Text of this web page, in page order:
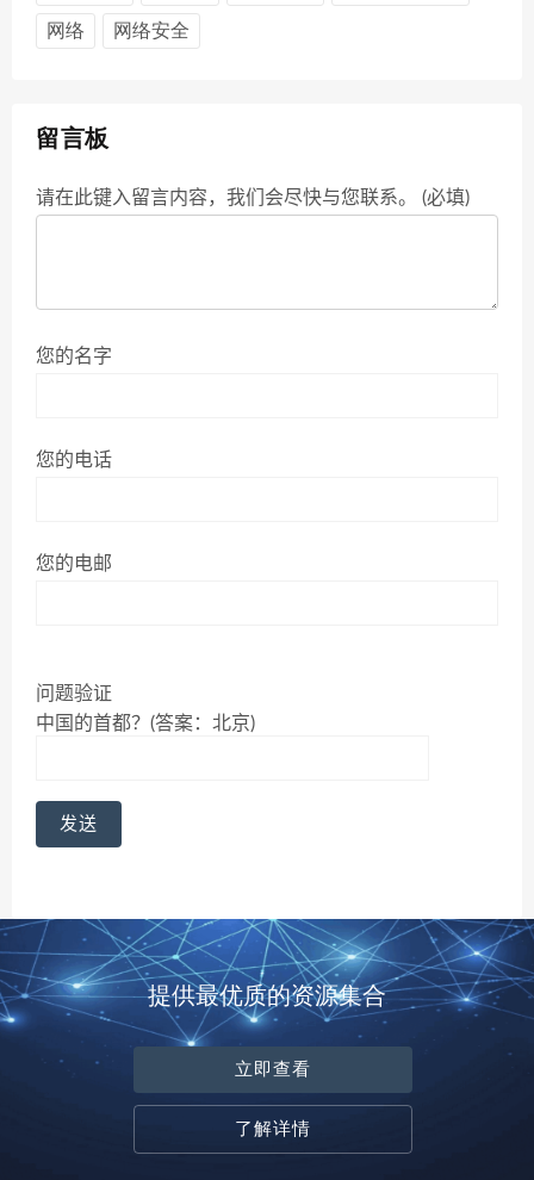
网络 网络安全
留言板
请在此键入留言内容，我们会尽快与您联系。 (必填)
您的名字
您的电话
您的电邮
问题验证
中国的首都？(答案：北京)
提供最优质的资源集合
立即查看
了解详情